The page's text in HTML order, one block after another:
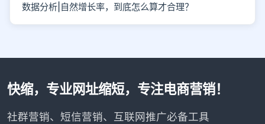
数据分析|自然增长率，到底怎么算才合理？
快缩，专业网址缩短，专注电商营销！
社群营销、短信营销、互联网推广必备工具